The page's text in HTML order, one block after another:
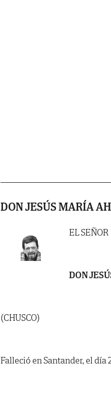
DON JESÚS MARÍA
EL SEÑOR
DON
(CHUSCO)
Falleció en Santander, el día